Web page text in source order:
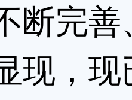
断完
现，